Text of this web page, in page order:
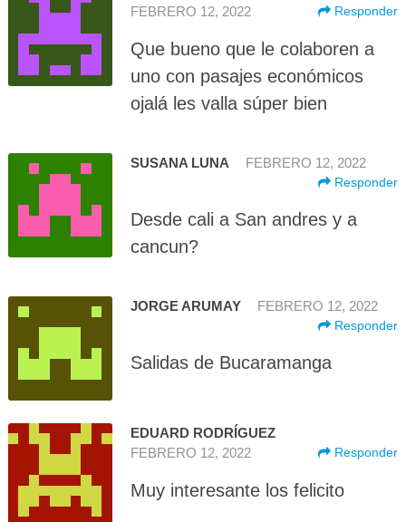
FEBRERO 12, 2022
Responder
Que bueno que le colaboren a
uno con pasajes económicos
ojalá les valla súper bien
SUSANA LUNA FEBRERO 12, 2022
Responder
Desde cali a San andres y a
cancun?
JORGE ARUMAY FEBRERO 12, 2022
Responder
Salidas de Bucaramanga
EDUARD RODRÍGUEZ
FEBRERO 12, 2022
Responder
Muy interesante los felicito